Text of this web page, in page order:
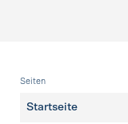
Fusszeile
Seiten
Startseite